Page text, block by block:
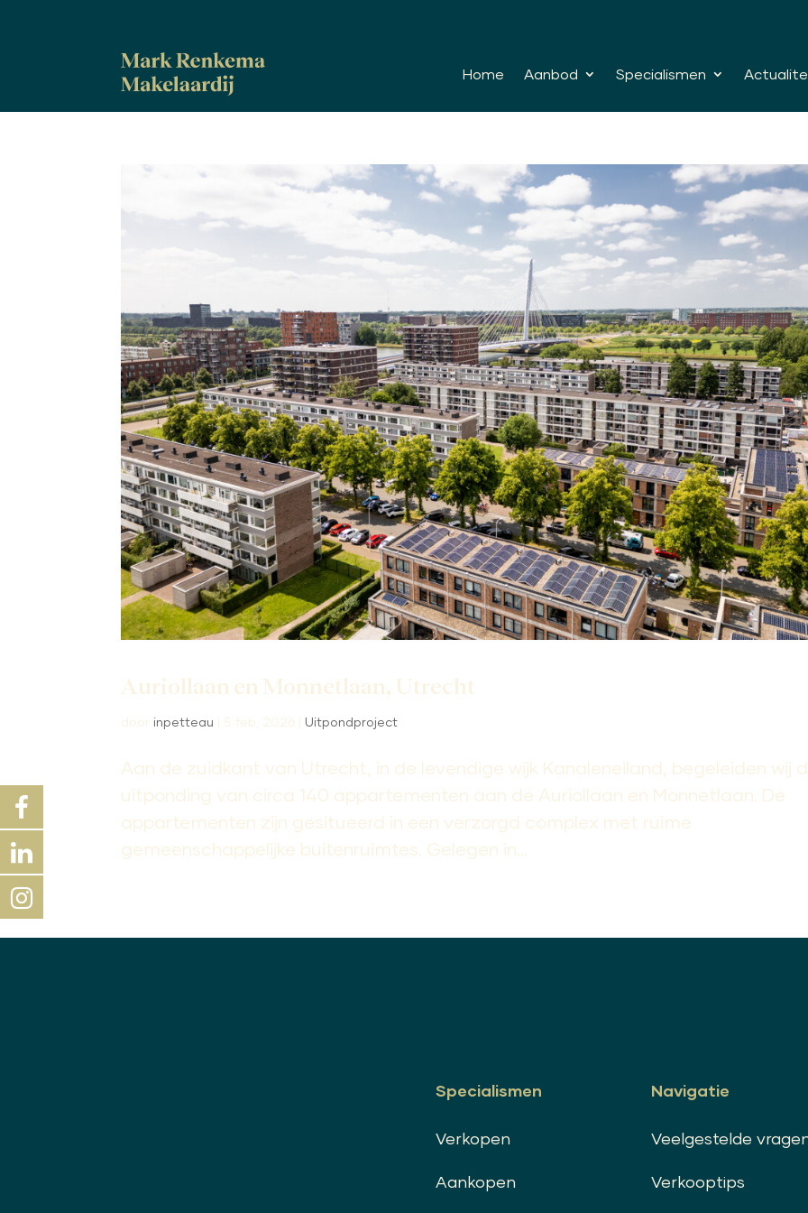
Home Aanbod Specialismen
Auriollaan en Monnetlaan, Utrecht
door inpetteau 5 feb, 2026 Uitpondproject
Aan de zuidkant van Utrecht, in de levendige wijk Kanaleneiland, begeleiden wij
uitponding van circa 140 appartementen aan de Auriollaan en Monnetlaan. De
appartementen zijn gesitueerd in een verzorgd complex met ruime
gemeenschappelijke buitenruimtes. Gelegen in...
Specialismen
Verkopen
Aankopen
Navigatie
Veelgestelde
Verkooptips